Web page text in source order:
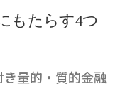
もたらす4つ
量的・質的金融